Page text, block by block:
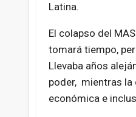
Latina.
El colapso del
tomará tiempo,
Llevaba años
poder, mientras la
económica e